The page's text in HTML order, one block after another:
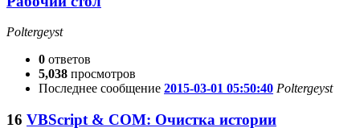
Poltergeyst
0 ответов
5,038 просмотров
Последнее сообщение 2015-03-01 05:50:40 Poltergeyst
16 VBScript & COM: Очистка истории